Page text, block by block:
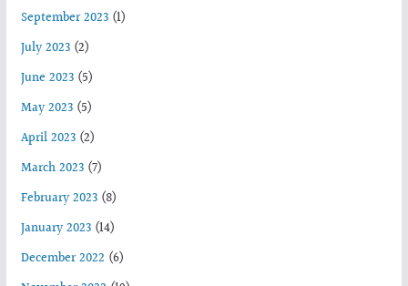
September 2023(1)
July 2023(2)
June 2023(5)
May 2023(5)
April 2023(2)
March 2023(7)
February 2023(8)
January 2023(14)
December 2022 (6)